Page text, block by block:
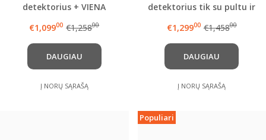
detektorius + VIENA
€1,09900 €1,25800
DAUGIAU
Į NORŲ SĄRAŠĄ
detektorius tik su pultu ir
DOVANA
€1,29900 €1,45800
DAUGIAU
Į NORŲ SĄRAŠĄ
Populiari